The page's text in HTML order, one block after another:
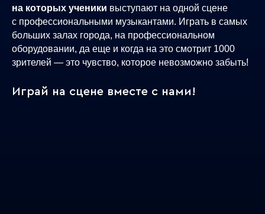
на которых ученики выступают на одной сцене
с профессиональными музыкантами. Играть в самых
больших залах города, на профессиональном
оборудовании, да еще и когда на это смотрит 1000
зрителей — это чувство, которое невозможно забыть!
Играй на сцене вместе с нами!